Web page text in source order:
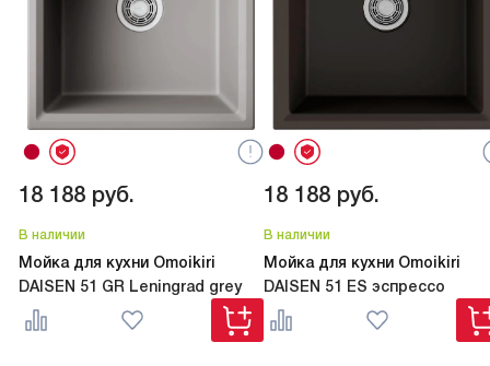
В наличии
Мойка для кухни Omoikiri
DAISEN 51 GR Leningrad grey
18 188 руб.
В наличии
Мойка для кухни Omoikiri
DAISEN 51 ES эспрессо
18 188 руб.